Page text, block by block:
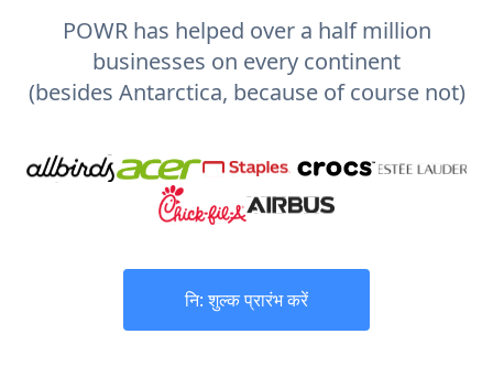
POWR has helped over a half million
businesses on every continent
(besides Antarctica, because of course not)
नि: शुल्क प्रारंभ करें